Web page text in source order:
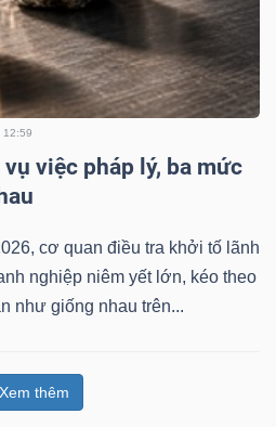
12:59
vụ việc pháp lý, ba mức
cơ quan điều tra khởi tố lãnh
nghiệp niêm yết lớn, kéo theo
như giống nhau trên...
Xem thêm